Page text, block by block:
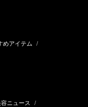
めアイテム /
ニュース /